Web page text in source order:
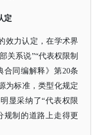
定
效力认定，在学术界
关系说”“代表权限制
合同编解释》第20条
为标准，类型化规定
显采纳了“代表权限
规制的道路上走得更